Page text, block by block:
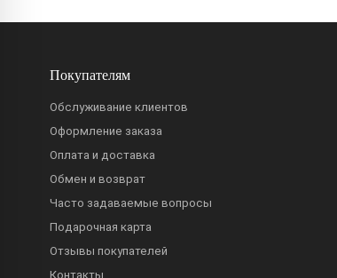
Покупателям
Обслуживание клиентов
Оформление заказа
Оплата и доставка
Обмен и возврат
Часто задаваемые вопросы
Подарочная карта
Отзывы покупателей
Контакты